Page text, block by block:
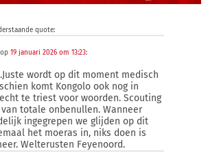
quote:
19 januari 2026 om 13:23:
wordt op dit moment medisch
komt Kongolo ook nog in
te triest voor woorden. Scouting
totale onbenullen. Wanneer
ingegrepen we glijden op dit
het moeras in, niks doen is
Welterusten Feyenoord.